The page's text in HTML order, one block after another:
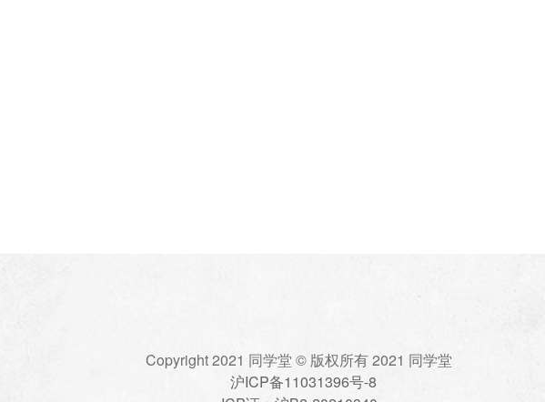
Copyright 2021 同学堂 © 版权所有 2021 同学堂
沪ICP备11031396号-8